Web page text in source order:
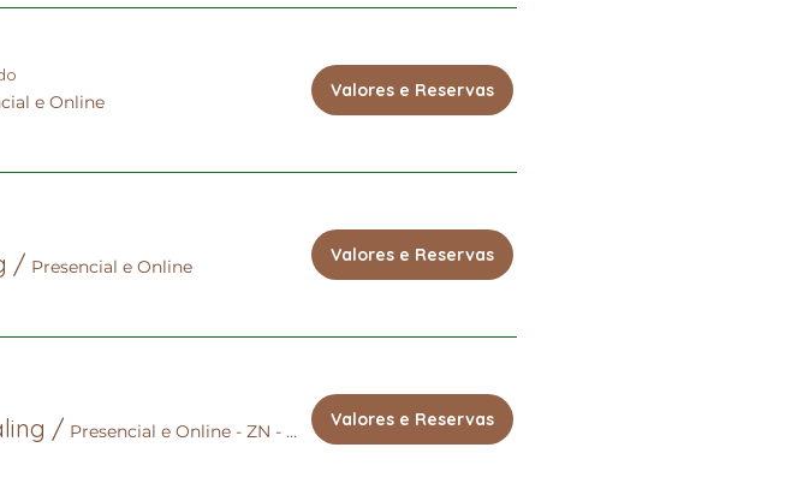
e Online
Valores e Reservas
/ Presencial e Online
Valores e Reservas
/ Presencial e Online - ZN - SP
Valores e Reservas